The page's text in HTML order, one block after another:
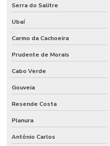
Serra do Salitre
Ubaí
Carmo da Cachoeira
Prudente de Morais
Cabo Verde
Gouveia
Resende Costa
Planura
Antônio Carlos